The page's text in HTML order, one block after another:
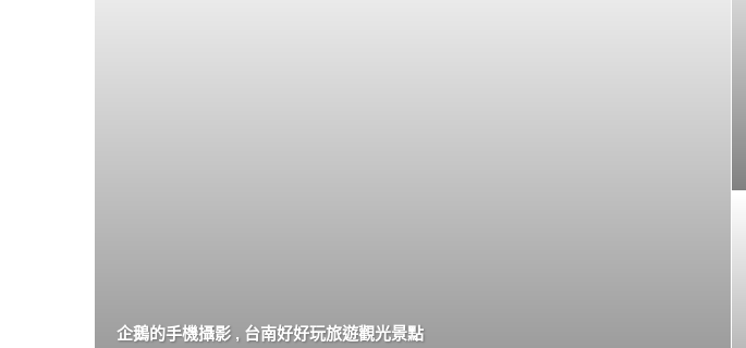
企鵝的手機攝影 , 台南好好玩旅遊觀光景點